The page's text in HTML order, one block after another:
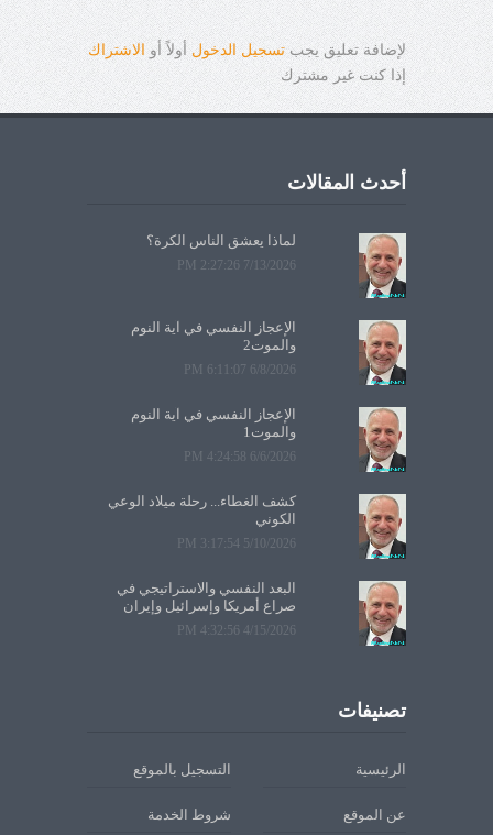
لإضافة تعليق يجب تسجيل الدخولأولاً أو
الاشتراك
إذا كنت غير مشترك
أحدث المقالات
لماذا يعشق الناس الكرة؟
7/13/2026 2:27:26 PM
الإعجاز النفسي في آية النوم
والموت2
6/8/2026 6:11:07 PM
الإعجاز النفسي في آية النوم
والموت1
6/6/2026 4:24:58 PM
كشف الغطاء... رحلة ميلاد الوعي
الكوني
5/10/2026 3:17:54 PM
البعد النفسي والاستراتيجي في
صراع أمريكا وإسرائيل وإيران
4/15/2026 4:32:56 PM
تصنيفات
الرئيسية التسجيل بالموقع
عن الموقع شروط الخدمة